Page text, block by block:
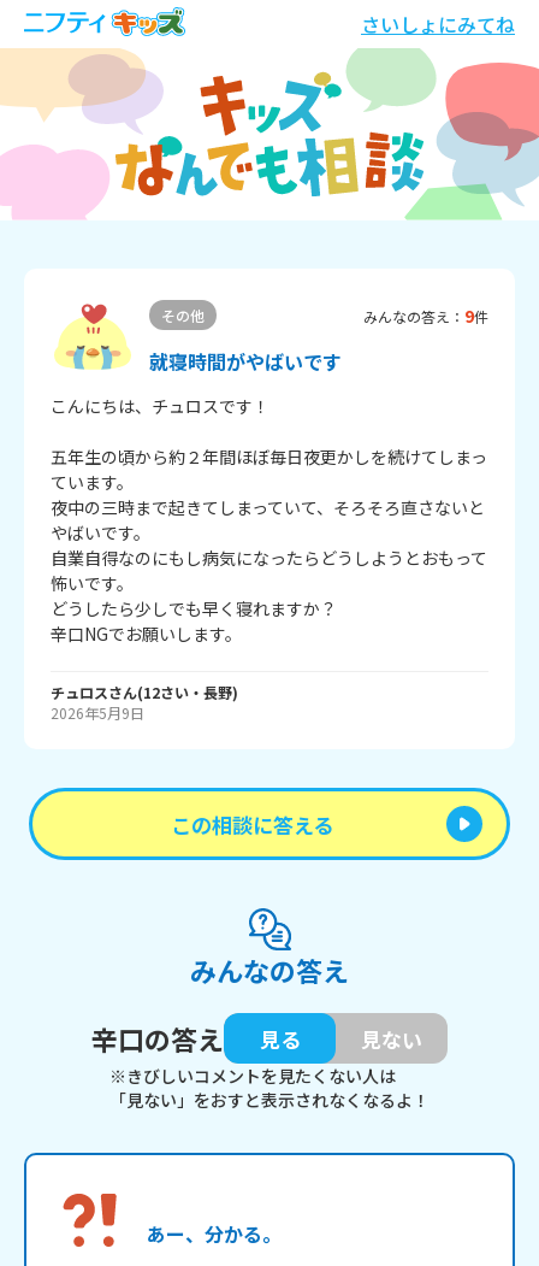
さいしょにみてね
その他 みんなの答え： 9件
就寝時間がやばいです
こんにちは、チュロスです！
五年生の頃から約２年間ほぼ毎日夜更かしを続けてしまっ
ています。
夜中の三時まで起きてしまっていて、そろそろ直さないと
やばいです。
自業自得なのにもし病気になったらどうしようとおもって
怖いです。
どうしたら少しでも早く寝れますか？
辛口NGでお願いします。
チュロスさん(12さい・ 長野)
2026年5月9日
この相談に答える
みんなの答え
辛口の答え
見る 見ない
※きびしいコメントを見たくない人は
「見ない」をおすと表示されなくなるよ！
あー、分かる。